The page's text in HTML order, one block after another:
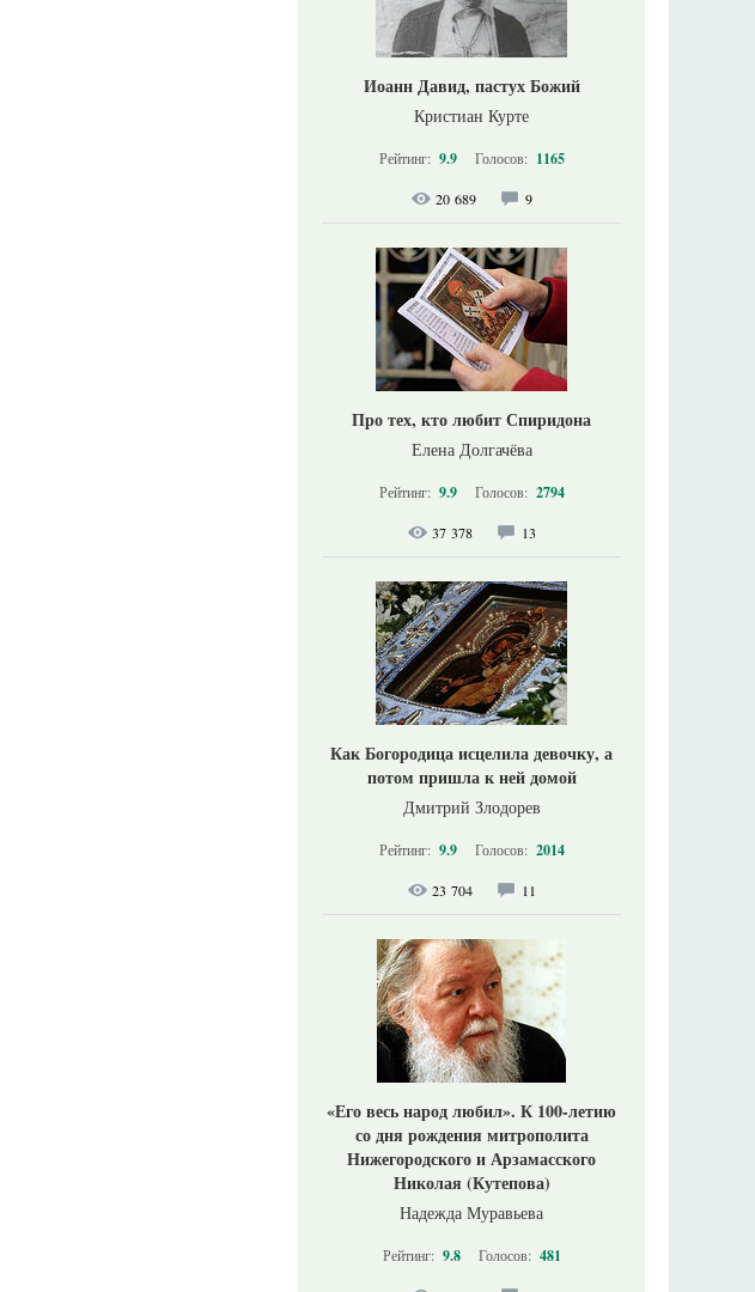
Иоанн Давид, пастух Божий
Кристиан Курте
Рейтинг: 9.9 Голосов: 1165
20 689 9
Про тех, кто любит Спиридона
Елена Долгачёва
Рейтинг: 9.9 Голосов: 2794
37 378 13
Как Богородица исцелила девочку, а
потом пришла к ней домой
Дмитрий Злодорев
Рейтинг: 9.9 Голосов: 2014
23 704 11
«Его весь народ любил». К 100-летию
со дня рождения митрополита
Нижегородского и Арзамасского
Николая (Кутепова)
Надежда Муравьева
Рейтинг: 9.8 Голосов: 481